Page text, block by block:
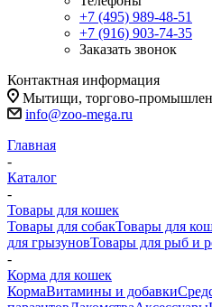
+7 (495) 989-48-51
+7 (916) 903-74-35
Заказать звонок
Контактная информация
Мытищи, торгово-
info@zoo-mega.ru
Главная
-
Каталог
-
Товары для кошек
Товары для собакТовары для
для грызуновТовары для рыб и
-
Корма для кошек
КормаВитамины и добавки